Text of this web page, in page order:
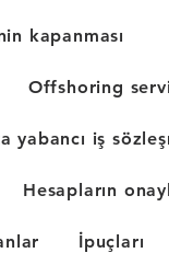
kapanması
Offshoring
yabancı iş
Hesapların
İpuçları